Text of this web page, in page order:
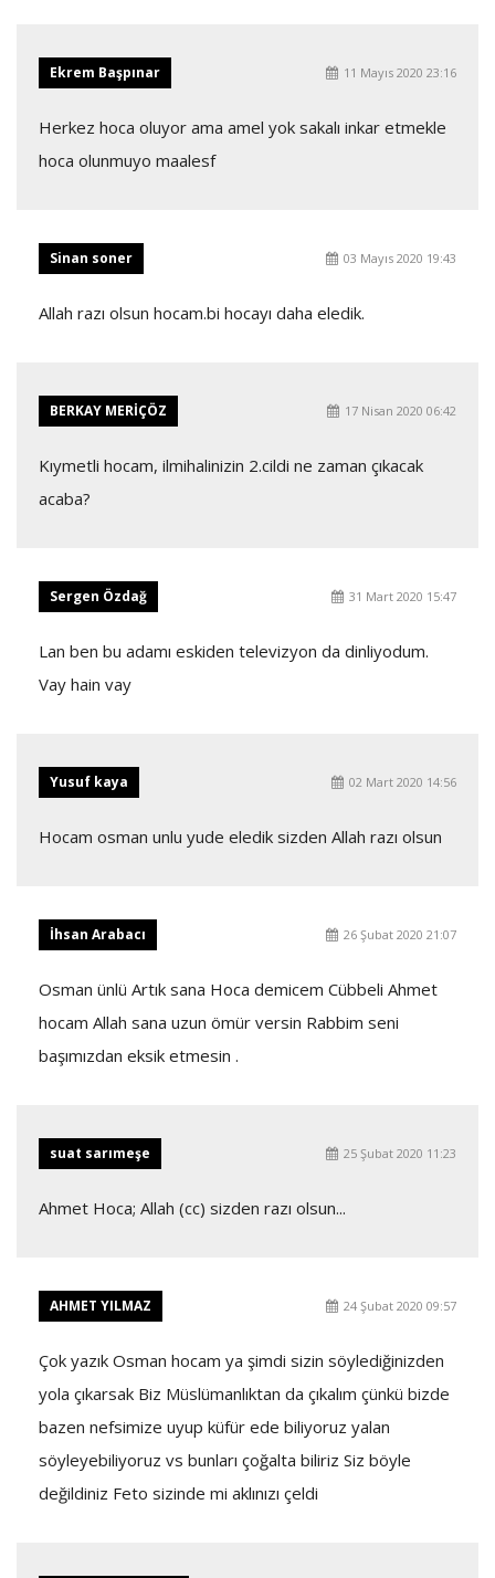
Ekrem Başpınar 11 Mayıs 2020 23:16
Herkez hoca oluyor ama amel yok sakalı inkar etmekle
hoca olunmuyo maalesf
Sinan soner 03 Mayıs 2020 19:43
Allah razı olsun hocam.bi hocayı daha eledik.
BERKAY MERİÇÖZ 17 Nisan 2020 06:42
Kıymetli hocam, ilmihalinizin 2.cildi ne zaman çıkacak
acaba?
Sergen Özdağ 31 Mart 2020 15:47
Lan ben bu adamı eskiden televizyon da dinliyodum.
Vay hain vay
Yusuf kaya 02 Mart 2020 14:56
Hocam osman unlu yude eledik sizden Allah razı olsun
İhsan Arabacı 26 Şubat 2020 21:07
Osman ünlü Artık sana Hoca demicem Cübbeli Ahmet
hocam Allah sana uzun ömür versin Rabbim seni
başımızdan eksik etmesin .
suat sarımeşe 25 Şubat 2020 11:23
Ahmet Hoca; Allah (cc) sizden razı olsun...
AHMET YILMAZ 24 Şubat 2020 09:57
Çok yazık Osman hocam ya şimdi sizin söylediğinizden
yola çıkarsak Biz Müslümanlıktan da çıkalım çünkü bizde
bazen nefsimize uyup küfür ede biliyoruz yalan
söyleyebiliyoruz vs bunları çoğalta biliriz Siz böyle
değildiniz Feto sizinde mi aklınızı çeldi